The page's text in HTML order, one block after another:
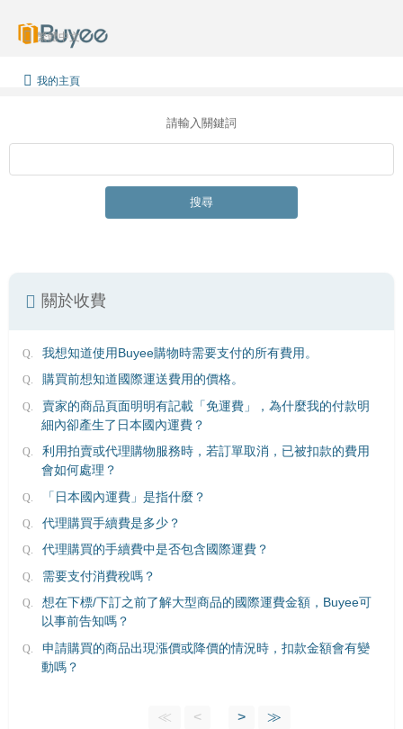
繁體中文
我的主頁
請輸入關鍵詞
搜尋
關於收費
我想知道使用Buyee購物時需要支付的所有費用。
購買前想知道國際運送費用的價格。
賣家的商品頁面明明有記載「免運費」，為什麼我的付款明
細內卻產生了日本國內運費？
利用拍賣或代理購物服務時，若訂單取消，已被扣款的費用
會如何處理？
「日本國內運費」是指什麼？
代理購買手續費是多少？
代理購買的手續費中是否包含國際運費？
需要支付消費稅嗎？
想在下標/下訂之前了解大型商品的國際運費金額，Buyee可
以事前告知嗎？
申請購買的商品出現漲價或降價的情況時，扣款金額會有變
動嗎？
≪ < > ≫